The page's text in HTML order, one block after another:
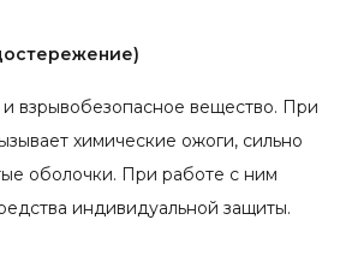
взрывобезопасное вещество. При
химические ожоги, сильно
оболочки. При работе с ним
индивидуальной защиты.